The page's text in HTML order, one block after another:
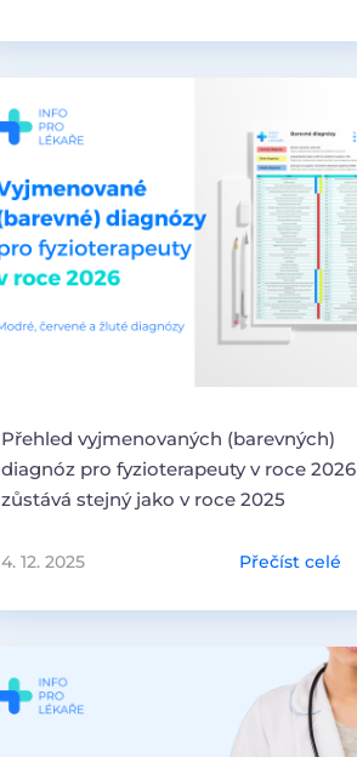
Přehled vyjmenovaných (barevných)
diagnóz pro fyzioterapeuty v roce 2026
zůstává stejný jako v roce 2025
4. 12. 2025 Přečíst celé